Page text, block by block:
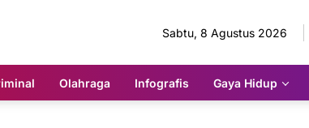
Sabtu, 8 Agustus 2026
Olahraga Infografis Gaya Hidup